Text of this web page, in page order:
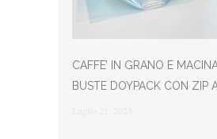
CAFFE’ IN GRANO E
BUSTE DOYPACK CON ZIP